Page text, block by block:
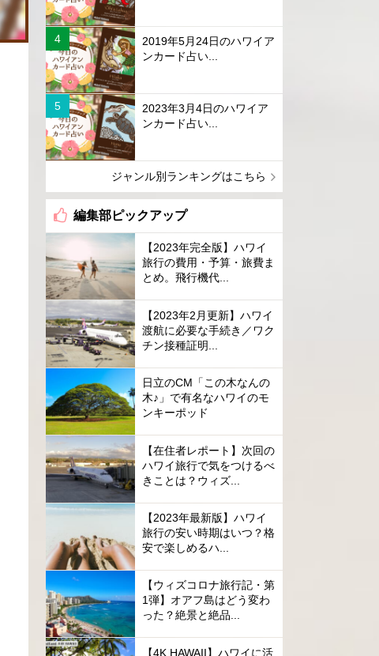
2019年5月24日のハワイア
ンカード占い...
2023年3月4日のハワイア
ンカード占い...
ジャンル別ランキングはこちら
編集部ピックアップ
【2023年完全版】ハワイ
旅行の費用・予算・旅費ま
とめ。飛行機代...
【2023年2月更新】ハワイ
渡航に必要な手続き／ワク
チン接種証明...
日立のCM「この木なんの
木♪」で有名なハワイのモ
ンキーポッド
【在住者レポート】次回の
ハワイ旅行で気をつけるべ
きことは？ウィズ...
【2023年最新版】ハワイ
旅行の安い時期はいつ？格
安で楽しめるハ...
【ウィズコロナ旅行記・第
1弾】オアフ島はどう変わ
った？絶景と絶品...
【4K HAWAII】ハワイに活